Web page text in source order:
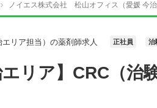
ノイエス株式会社 松山オフィス（愛媛 今
リア担当）の薬剤師求人 正社員 治
エリア】CRC（